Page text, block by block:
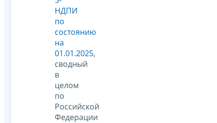
НДПИ
по
состоянию
на
01.01.2025,
сводный
в
целом
по
Российской
Федерации